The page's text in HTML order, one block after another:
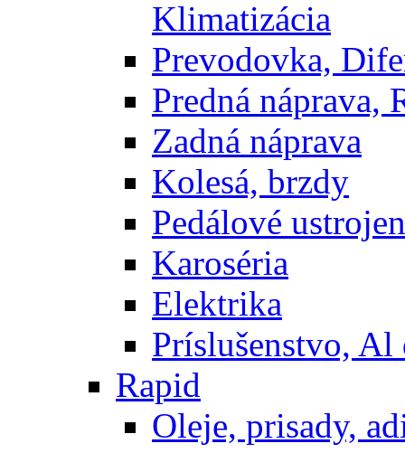
Klimatizácia
Prevodovka,
Predná náprava,
Zadná náprava
Kolesá, brzdy
Pedálové
Karoséria
Elektrika
Príslušenstvo, Al
Rapid
Oleje, prisady,